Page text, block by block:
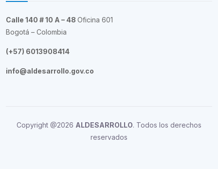
Calle 140 # 10 A – 48 Oficina 601
Bogotá – Colombia
(+57) 6013908414
info@aldesarrollo.gov.co
Copyright @2026 ALDESARROLLO. Todos los derechos
reservados